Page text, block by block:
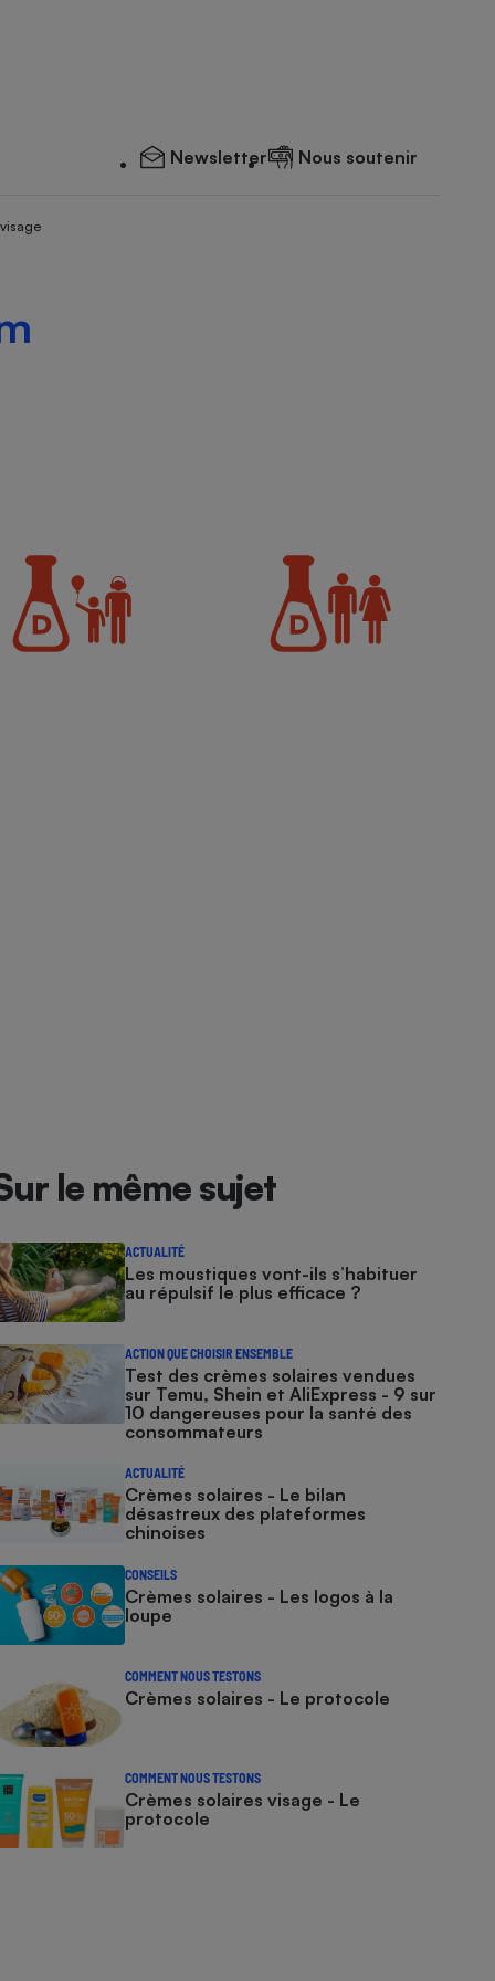
Newsletter Nous soutenir
le même sujet
ACTUALITÉ
Les moustiques vont-ils s’habituer
au répulsif le plus efficace ?
ACTION QUE CHOISIR ENSEMBLE
Test des crèmes solaires vendues
sur Temu, Shein et AliExpress - 9 sur
10 dangereuses pour la santé des
consommateurs
ACTUALITÉ
Crèmes solaires - Le bilan
désastreux des plateformes
chinoises
CONSEILS
Crèmes solaires - Les logos à la
loupe
COMMENT NOUS TESTONS
Crèmes solaires - Le protocole
COMMENT NOUS TESTONS
Crèmes solaires visage - Le
protocole